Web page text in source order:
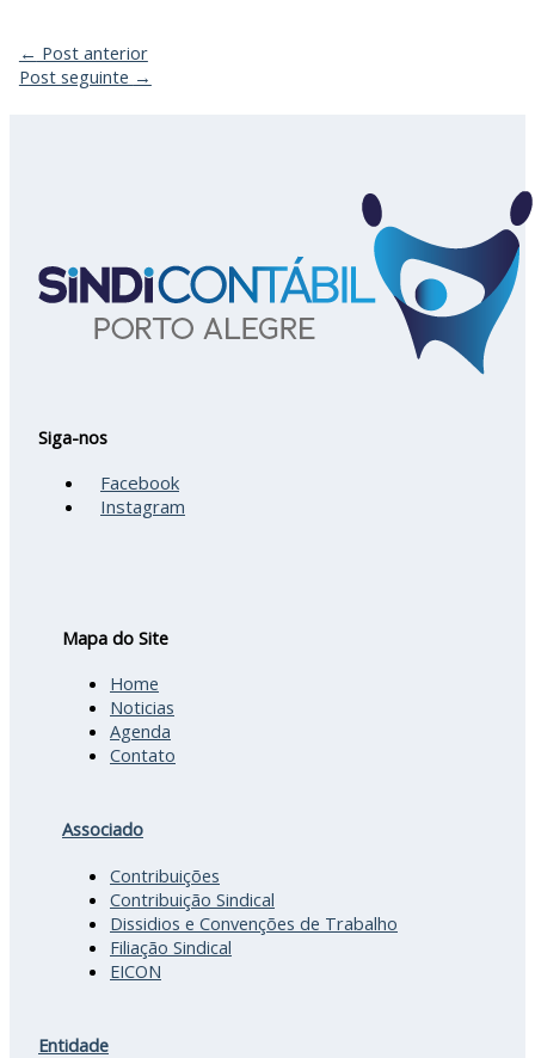
← Post anterior
Post seguinte →
Siga-nos
Facebook
Instagram
Mapa do Site
Home
Noticias
Agenda
Contato
Associado
Contribuições
Contribuição Sindical
Dissidios e Convenções de Trabalho
Filiação Sindical
EICON
Entidade